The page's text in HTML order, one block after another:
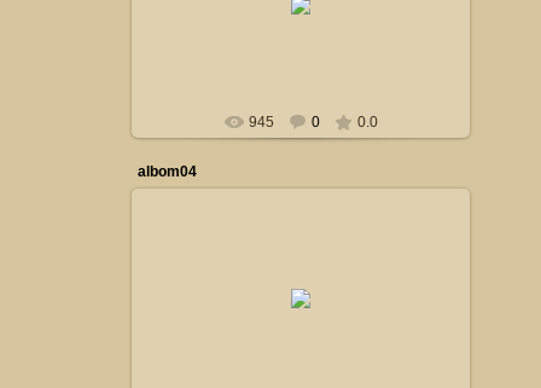
945 0 0.0
albom04